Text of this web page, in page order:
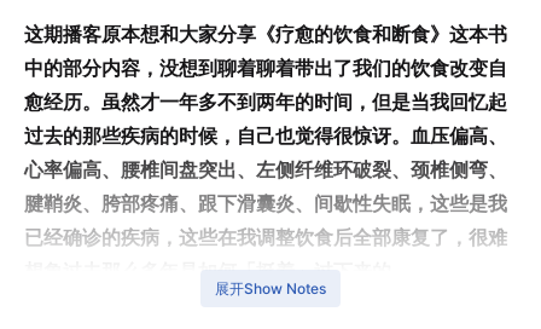
这期播客原本想和大家分享《疗愈的饮食和断食》这本书
中的部分内容，没想到聊着聊着带出了我们的饮食改变自
愈经历。虽然才一年多不到两年的时间，但是当我回忆起
过去的那些疾病的时候，自己也觉得很惊讶。血压偏高、
心率偏高、腰椎间盘突出、左侧纤维环破裂、颈椎侧弯、
腱鞘炎、胯部疼痛、跟下滑囊炎、间歇性失眠，这些是我
已经确诊的疾病，这些在我调整饮食后全部康复了，很难
想象过去那么多年是如何「挺着」过下来的。
展开Show Notes